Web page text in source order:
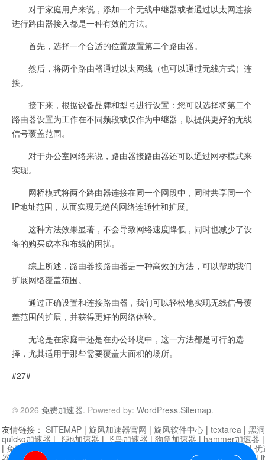
对于家庭用户来说，添加一个无线中继器或者通过以太网连接
进行路由器接入都是一种有效的方法。
首先，选择一个合适的位置放置第二个路由器。
然后，将两个路由器通过以太网线（也可以通过无线方式）连
接。
接下来，根据设备品牌和型号进行设置：您可以选择将第二个
路由器设置为工作在不同频段或仅作为中继器，以提供更好的无线
信号覆盖范围。
对于办公室网络来说，路由器接路由器还可以通过网桥模式来
实现。
网桥模式将两个路由器连接在同一个网段中，同时共享同一个
IP地址范围，从而实现无缝的网络连通性和扩展。
这种方法效果显著，不会导致网络速度降低，同时也减少了设
备的购买成本和布线的困扰。
综上所述，路由器接路由器是一种高效的方法，可以帮助我们
扩展网络覆盖范围。
通过正确设置和连接路由器，我们可以轻松地实现无线信号覆
盖范围的扩展，并获得更好的网络体验。
无论是在家庭中还是在办公环境中，这一方法都是可行的选
择，尤其适用于那些需要覆盖大面积的场所。
#27#
© 2026 免费加速器. Powered by: WordPress.Sitemap.
友情链接： SITEMAP | 旋风加速器官网 | 旋风软件中心 | textarea | 黑
quickq加速器 | 飞驰加速器 | 飞鸟加速器 | 狗急加速器 | hammer加速器
| 免费vqn加速外网 迷雾通|优